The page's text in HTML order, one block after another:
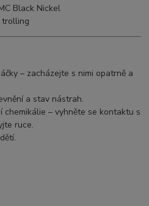
Black Nickel
trolling
– zacházejte s nimi opatrně a
a stav nástrah.
– vyhněte se kontaktu s
ruce.